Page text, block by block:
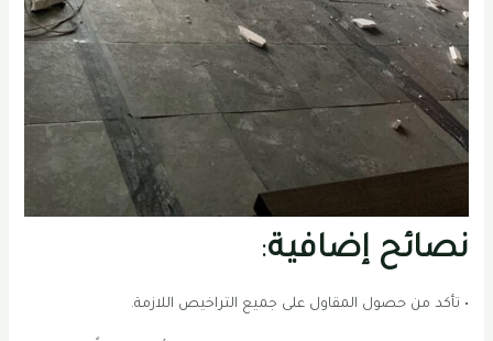
نصائح إضافية:
• تأكد من حصول المقاول على جميع التراخيص اللازمة.